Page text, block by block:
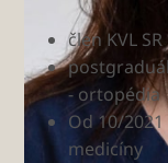
člen KVL SR
- ortopédia
Od 10/
medicíny